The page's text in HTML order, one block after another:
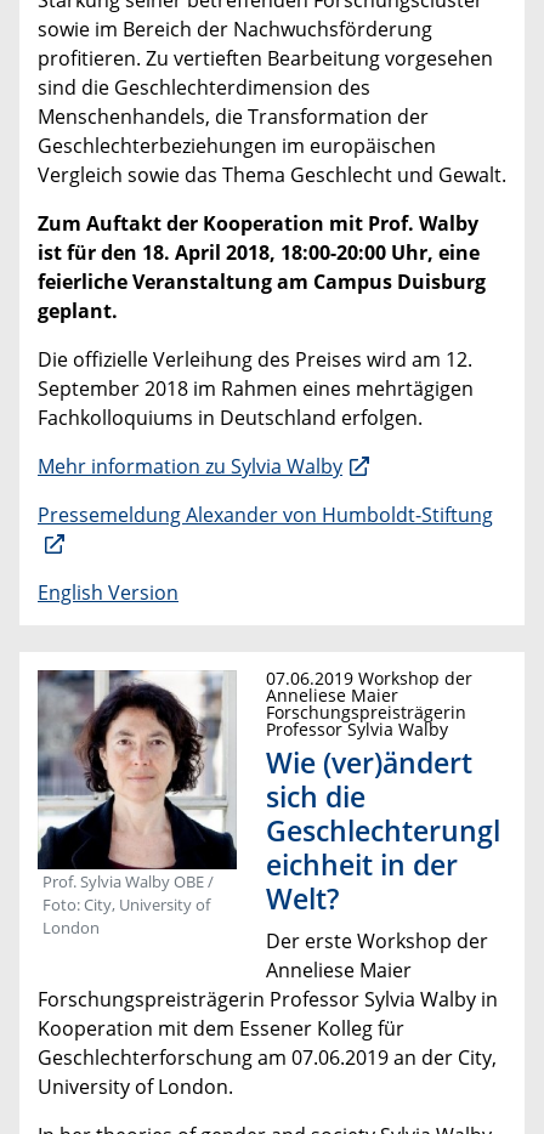
sowie im Bereich der Nachwuchsförderung
profitieren. Zu vertieften Bearbeitung vorgesehen
sind die Geschlechterdimension des
Menschenhandels, die Transformation der
Geschlechterbeziehungen im europäischen
Vergleich sowie das Thema Geschlecht und Gewalt.
Zum Auftakt der Kooperation mit Prof. Walby
ist für den 18. April 2018, 18:00-20:00 Uhr, eine
feierliche Veranstaltung am Campus Duisburg
geplant.
Die offizielle Verleihung des Preises wird am 12.
September 2018 im Rahmen eines mehrtägigen
Fachkolloquiums in Deutschland erfolgen.
Mehr information zu Sylvia Walby
Pressemeldung Alexander von Humboldt-Stiftung
English Version
Prof. Sylvia Walby OBE /
Foto: City, University of
London
07.06.2019 Workshop der
Anneliese Maier
Forschungspreisträgerin
Professor Sylvia Walby
Wie (ver)ändert
sich die
Geschlechterungl
eichheit in der
Welt?
Der erste Workshop der
Anneliese Maier
Forschungspreisträgerin Professor Sylvia Walby in
Kooperation mit dem Essener Kolleg für
Geschlechterforschung am 07.06.2019 an der City,
University of London.